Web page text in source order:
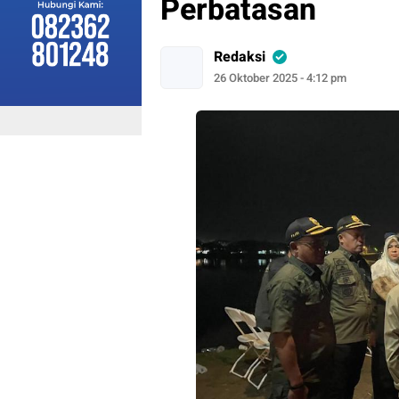
Perbatasan
Redaksi
26 Oktober 2025 - 4:12 pm